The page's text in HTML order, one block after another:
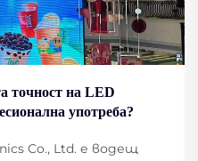
точност на LED
употреба?
Co., Ltd. е водещ